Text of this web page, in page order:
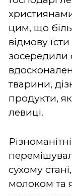
цим, що
відмову
зосередили
тварини,
продукти,
левиці.
сухому
молоком та